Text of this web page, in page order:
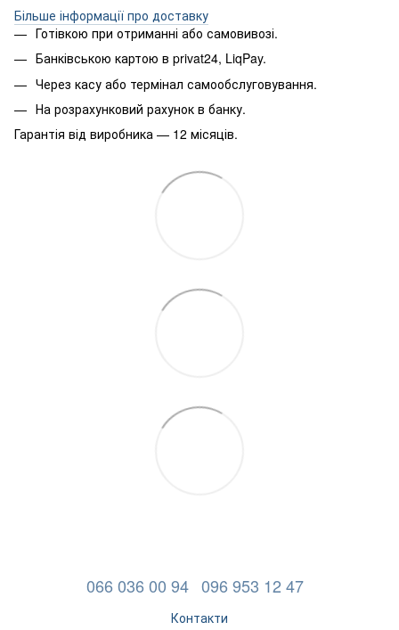
Більше інформації про доставку
Готівкою при отриманні або самовивозі.
Банківською картою в privat24, LiqPay.
Через касу або термінал самообслуговування.
На розрахунковий рахунок в банку.
Гарантія від виробника — 12 місяців.
066 036 00 94 096 953 12 47
Контакти